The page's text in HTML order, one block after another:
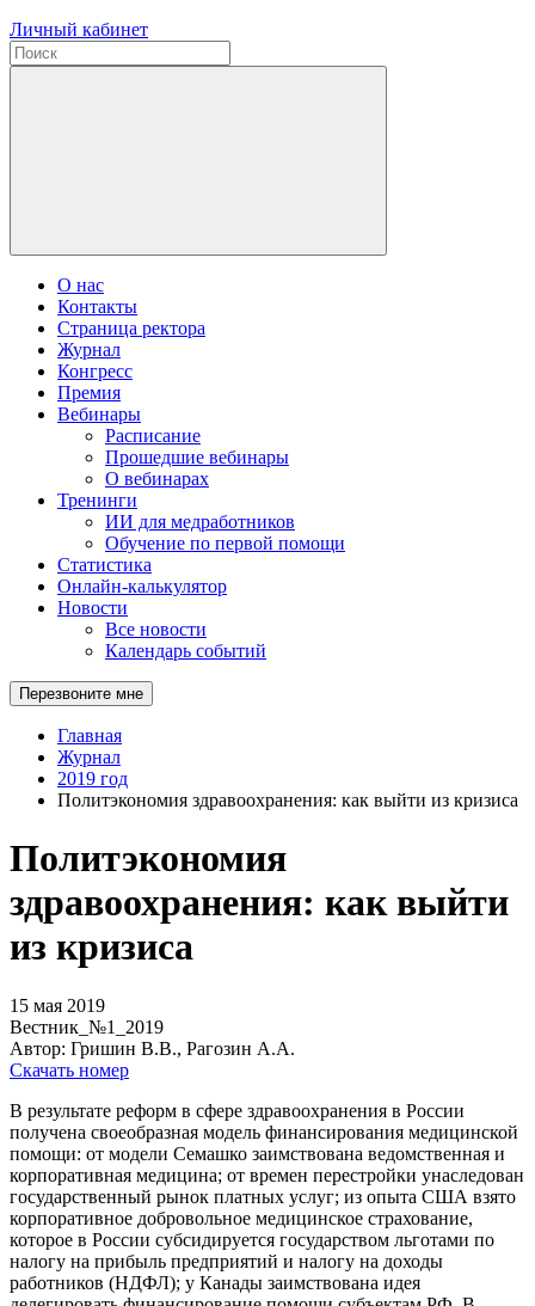
Личный кабинет
О нас
Контакты
Страница ректора
Журнал
Конгресс
Премия
Вебинары
Расписание
Прошедшие вебинары
О вебинарах
Тренинги
ИИ для медработников
Обучение по первой помощи
Статистика
Онлайн-калькулятор
Новости
Все новости
Календарь событий
Перезвоните мне
Главная
Журнал
2019 год
Политэкономия здравоохранения: как выйти из кризиса
Политэкономия
здравоохранения: как выйти
из кризиса
15 мая 2019
Вестник_№1_2019
Автор: Гришин В.В., Рагозин А.А.
Скачать номер
В результате реформ в сфере здравоохранения в России
получена своеобразная модель финансирования медицинской
помощи: от модели Семашко заимствована ведомственная и
корпоративная медицина; от времен перестройки унаследован
государственный рынок платных услуг; из опыта США взято
корпоративное добровольное медицинское страхование,
которое в России субсидируется государством льготами по
налогу на прибыль предприятий и налогу на доходы
работников (НДФЛ); у Канады заимствована идея